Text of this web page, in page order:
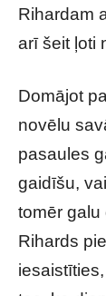
Rihardam
arī šeit ļoti
Domājot
novēlu
pasaules
gaidīšu,
tomēr galu
Rihards